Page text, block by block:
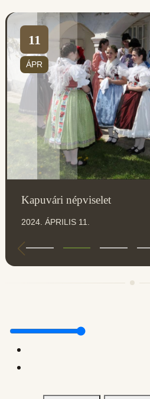
11
ÁPR
Kapuvári népviselet
2024. ÁPRILIS 11.